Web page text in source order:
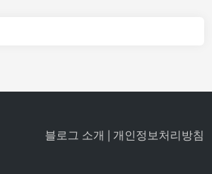
블로그 소개 | 개인정보처리방침